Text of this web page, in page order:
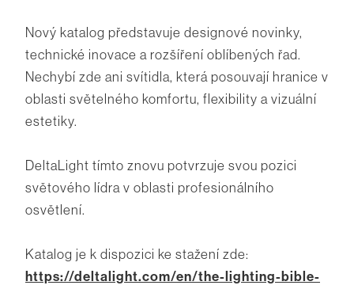
Nový katalog představuje designové novinky,
technické inovace a rozšíření oblíbených řad.
Nechybí zde ani svítidla, která posouvají hranice v
oblasti světelného komfortu, flexibility a vizuální
estetiky.
DeltaLight tímto znovu potvrzuje svou pozici
světového lídra v oblasti profesionálního
osvětlení.
Katalog je k dispozici ke stažení zde:
https://deltalight.com/en/the-lighting-bible-